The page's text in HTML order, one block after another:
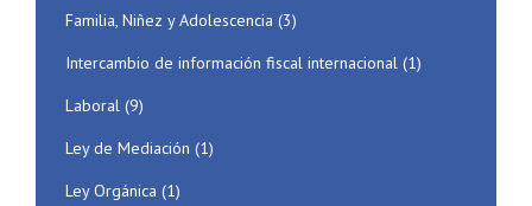
Familia, Niñez y Adolescencia (3)
Intercambio de información fiscal internacional (1)
Laboral (9)
Ley de Mediación (1)
Ley Orgánica (1)